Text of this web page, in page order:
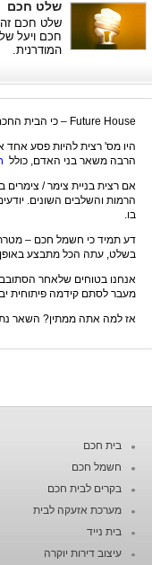
שלט חכם
שלט חכם
חכם ויעל
המודרנית.
Future House – כי הבית החכם שלך נע קרוב.
היו מס' רצית להיות פסע אחד
הרבה משאר בני האדם, כולל
אם רצית בניית צימר / צימרים
בו.
דע תמיד כי חשמל חכם –
בשלט, עתה הכל מתבצע באופן
אנחנו בטוחים שלאחר
מעבר לסתם קידמה פיתוחית
אז למה אתה ממתין? השאר
בית חכם
חשמל חכם
בקרים לבית חכם
מערכת אזעקה לבית
בית נייד
עיצוב דירות יוקרה